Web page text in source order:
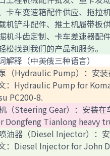
卡车变速箱配件供应、拖拉
机铲斗配件、推土机履带板
机斗齿定制、卡车差速器配
松找到我们的产品和服务。
解释（中英俄三种语言）
（Hydraulic Pump）：安
：Hydraulic Pump for
PC200-8.
（Steering Gear）：安装
Dongfeng Tianlong heavy
油器（Diesel Injector）：
：Diesel Injector for John